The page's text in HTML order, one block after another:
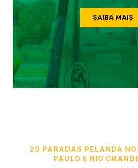
SAIBA MAIS
20 PARADAS PELANDA
PAULO E RIO